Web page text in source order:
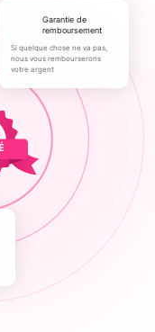
Garantie de
remboursement
Si quelque chose ne va pas,
nous vous rembourserons
votre argent